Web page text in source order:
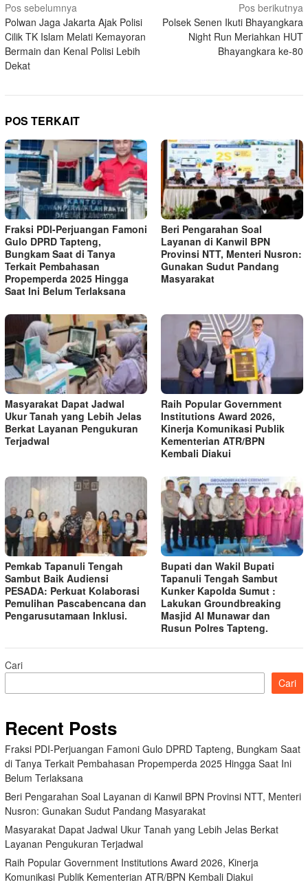
Navigasi
pos
Pos sebelumnya
Polwan Jaga Jakarta Ajak Polisi
Cilik TK Islam Melati Kemayoran
Bermain dan Kenal Polisi Lebih
Dekat
Pos berikutnya
Polsek Senen Ikuti Bhayangkara
Night Run Meriahkan HUT
Bhayangkara ke-80
POS TERKAIT
Fraksi PDI-Perjuangan Famoni
Gulo DPRD Tapteng,
Bungkam Saat di Tanya
Terkait Pembahasan
Propemperda 2025 Hingga
Saat Ini Belum Terlaksana
Beri Pengarahan Soal
Layanan di Kanwil BPN
Provinsi NTT, Menteri Nusron:
Gunakan Sudut Pandang
Masyarakat
Masyarakat Dapat Jadwal
Ukur Tanah yang Lebih Jelas
Berkat Layanan Pengukuran
Terjadwal
Raih Popular Government
Institutions Award 2026,
Kinerja Komunikasi Publik
Kementerian ATR/BPN
Kembali Diakui
Pemkab Tapanuli Tengah
Sambut Baik Audiensi
PESADA: Perkuat Kolaborasi
Pemulihan Pascabencana dan
Pengarusutamaan Inklusi.
Bupati dan Wakil Bupati
Tapanuli Tengah Sambut
Kunker Kapolda Sumut :
Lakukan Groundbreaking
Masjid Al Munawar dan
Rusun Polres Tapteng.
Cari
Cari
Recent Posts
Fraksi PDI-Perjuangan Famoni Gulo DPRD Tapteng, Bungkam Saat
di Tanya Terkait Pembahasan Propemperda 2025 Hingga Saat Ini
Belum Terlaksana
Beri Pengarahan Soal Layanan di Kanwil BPN Provinsi NTT, Menteri
Nusron: Gunakan Sudut Pandang Masyarakat
Masyarakat Dapat Jadwal Ukur Tanah yang Lebih Jelas Berkat
Layanan Pengukuran Terjadwal
Raih Popular Government Institutions Award 2026, Kinerja
Komunikasi Publik Kementerian ATR/BPN Kembali Diakui